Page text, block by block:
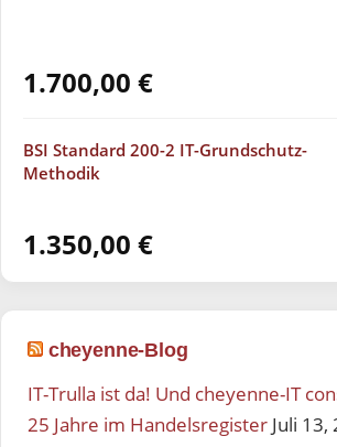
1.700,00 €
BSI Standard 200-2 IT-Grundschutz-
Methodik
1.350,00 €
cheyenne-Blog
IT-Trulla ist da! Und cheyenne-IT
25 Jahre im Handelsregister Juli 13,